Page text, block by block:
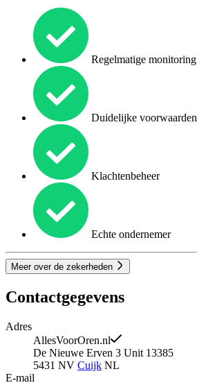
Regelmatige monitoring
Duidelijke voorwaarden
Klachtenbeheer
Echte ondernemer
Meer over de zekerheden
Contactgegevens
Adres
AllesVoorOren.nl
De Nieuwe Erven 3 Unit 13385
5431 NV Cuijk NL
E-mail